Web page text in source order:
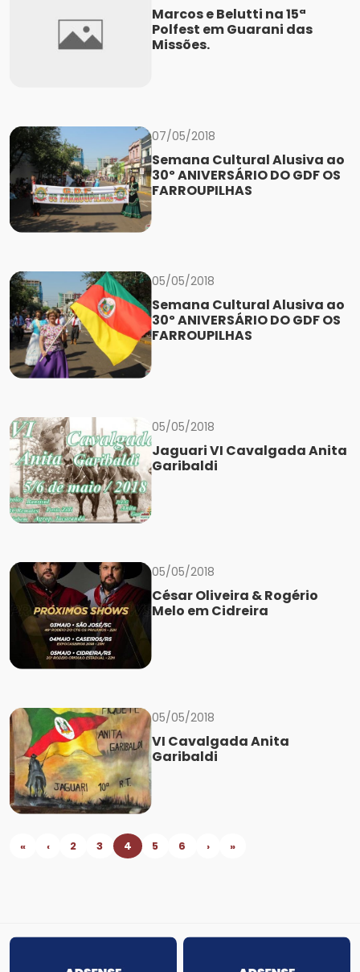
Marcos e Belutti na 15ª
Polfest em Guarani das
Missões.
07/05/2018
Semana Cultural Alusiva ao
30º ANIVERSÁRIO DO GDF OS
FARROUPILHAS
05/05/2018
Semana Cultural Alusiva ao
30º ANIVERSÁRIO DO GDF OS
FARROUPILHAS
05/05/2018
Jaguari VI Cavalgada Anita
Garibaldi
05/05/2018
César Oliveira & Rogério
Melo em Cidreira
05/05/2018
VI Cavalgada Anita
Garibaldi
« ‹ 2 3 4 5 6 › »